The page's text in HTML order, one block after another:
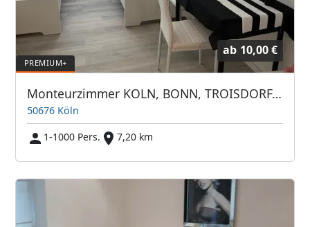
ab 10,00 €
Monteurzimmer KOLN, BONN, TROISDORF, OVERATH, WESSELING, PORZ, ZENTRUM
50676 Köln
1-1000 Pers.
7,20 km